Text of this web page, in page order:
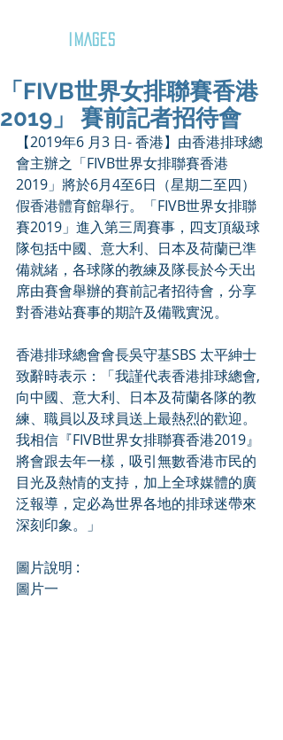
IMAGES
「FIVB世界女排聯賽香港
2019」 賽前記者招待會
【2019年6 月3 日- 香港】由香港排球總
會主辦之「FIVB世界女排聯賽香港
2019」將於6月4至6日（星期二至四）
假香港體育館舉行。「FIVB世界女排聯
賽2019」進入第三周賽事，四支頂級球
隊包括中國、意大利、日本及荷蘭已準
備就緒，各球隊的教練及隊長於今天出
席由賽會舉辦的賽前記者招待會，分享
對香港站賽事的期許及備戰實況。
香港排球總會會長吳守基SBS 太平紳士
致辭時表示：「我謹代表香港排球總會,
向中國、意大利、日本及荷蘭各隊的教
練、職員以及球員送上最熱烈的歡迎。
我相信『FIVB世界女排聯賽香港2019』
將會跟去年一樣，吸引無數香港市民的
目光及熱情的支持，加上全球媒體的廣
泛報導，定必為世界各地的排球迷帶來
深刻印象。」
圖片說明 :
圖片一